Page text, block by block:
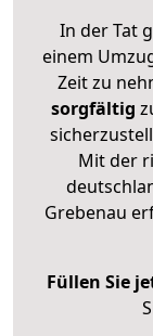
In der Tat
einem
Zeit zu
sorgfältig
Mit der
Grebenau
Füllen Sie